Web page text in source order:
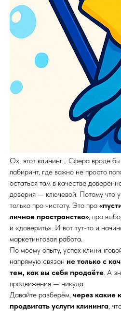
Ох, этот клининг… Сфера вроде
лабиринт, где важно не просто
остаться там в качестве
доверия — ключевой. Потому что
только про чистоту. Это про
личное пространство», про
и «доверить». И вот тут-то и
маркетинговая работа.
По моему опыту, успех
напрямую связан не только с
тем, как вы себя продаёте. А
продвижения — никуда.
Давайте разберём, через какие
продвигать услуги клининга,